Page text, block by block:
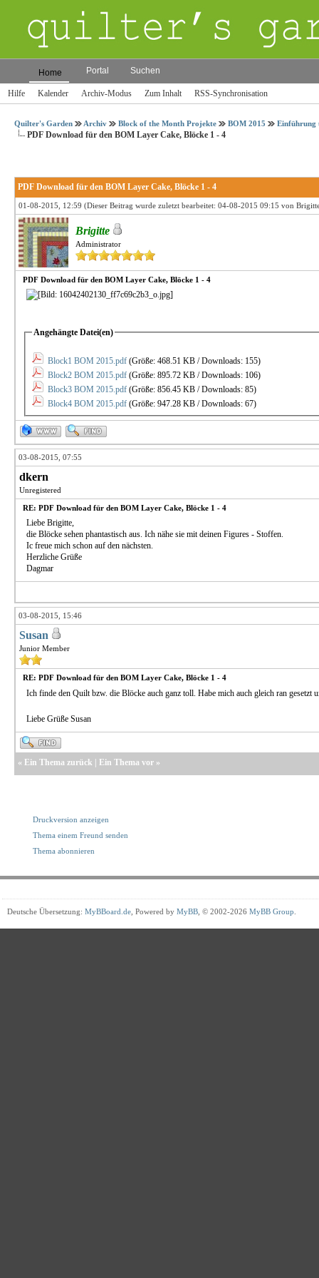
Home Portal Suchen
Hilfe Kalender Archiv-Modus Zum Inhalt RSS-Synchronisation
Quilter's Garden Archiv Block of the Month Projekte BOM 2015 Einführung
PDF Download für den BOM Layer Cake, Blöcke 1 - 4
PDF Download für den BOM Layer Cake, Blöcke 1 - 4
01-08-2015, 12:59 (Dieser Beitrag wurde zuletzt bearbeitet: 04-08-2015 09:15 von
Brigitte
Administrator
PDF Download für den BOM Layer Cake, Blöcke 1 - 4
Angehängte Datei(en)
Block1 BOM 2015.pdf (Größe: 468.51 KB / Downloads: 155)
Block2 BOM 2015.pdf (Größe: 895.72 KB / Downloads: 106)
Block3 BOM 2015.pdf (Größe: 856.45 KB / Downloads: 85)
Block4 BOM 2015.pdf (Größe: 947.28 KB / Downloads: 67)
03-08-2015, 07:55
dkern
Unregistered
RE: PDF Download für den BOM Layer Cake, Blöcke 1 - 4
Liebe Brigitte,
die Blöcke sehen phantastisch aus. Ich nähe sie mit deinen Figures - Stoffen.
Ic freue mich schon auf den nächsten.
Herzliche Grüße
Dagmar
03-08-2015, 15:46
Susan
Junior Member
RE: PDF Download für den BOM Layer Cake, Blöcke 1 - 4
Ich finde den Quilt bzw. die Blöcke auch ganz toll. Habe mich auch gleich ran
Liebe Grüße Susan
« Ein Thema zurück Ein Thema vor »
Druckversion anzeigen
Thema einem Freund senden
Thema abonnieren
Deutsche Übersetzung: MyBBoard.de , Powered by MyBB , © 2002-2026 MyBB Group